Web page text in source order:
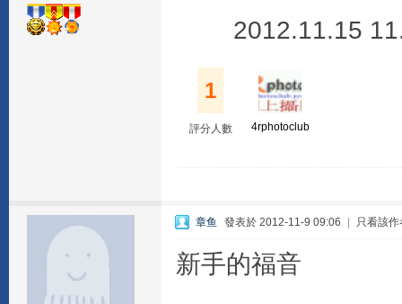
2012.11.15
1
評分人數 4rphotoclub
章鱼 發表於 2012-11-9 09:06 只看該作
新手的福音